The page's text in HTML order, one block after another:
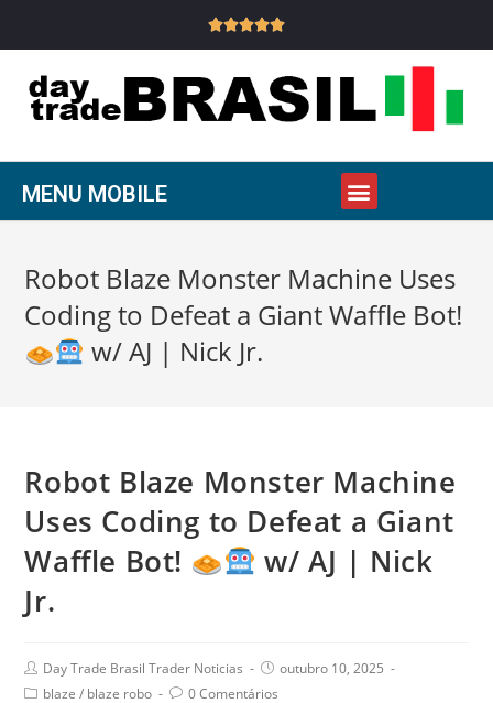

MENU MOBILE
Robot Blaze Monster Machine Uses
Coding to Defeat a Giant Waffle Bot!
w/ AJ | Nick Jr.
Robot Blaze Monster Machine
Uses Coding to Defeat a Giant
Waffle Bot!
w/ AJ | Nick
Jr.
Day Trade Brasil Trader Noticias
outubro 10, 2025
blaze / blaze robo 0 Comentários